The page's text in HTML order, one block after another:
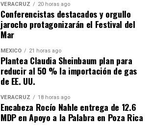
VERACRUZ 20 horas ago
Conferencistas destacados y orgullo
jarocho protagonizarán el Festival del
Mar
MÉXICO 21 horas ago
Plantea Claudia Sheinbaum plan para
reducir al 50 % la importación de gas
de EE. UU.
VERACRUZ 18 horas ago
Encabeza Rocío Nahle entrega de 12.6
MDP en Apoyo a la Palabra en Poza Rica